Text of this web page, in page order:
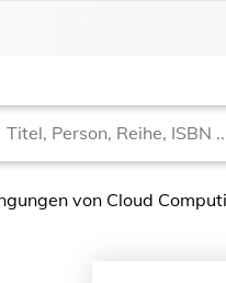
von Cloud